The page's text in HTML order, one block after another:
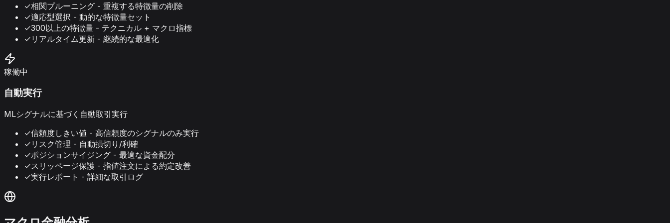
✓相関プルーニング - 重複する特徴量の削除
✓適応型選択 - 動的な特徴量セット
✓300以上の特徴量 - テクニカル + マクロ指標
✓ リアルタイム更新 - 継続的な最適化
稼働中
自動実行
MLシグナルに基づく自動取引実行
✓信頼度しきい値 - 高信頼度のシグナルのみ実行
✓ リスク管理 - 自動損切り/利確
✓ポジションサイジング - 最適な資金配分
✓スリッページ保護 - 指値注文による約定改善
✓実行レポート - 詳細な取引ログ